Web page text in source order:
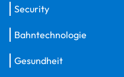
Security
Bahntechnologie
Gesundheit